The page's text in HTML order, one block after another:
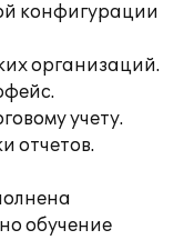
конфигурации
организаций.
учету.
отчетов.
обучение